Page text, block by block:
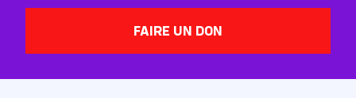
FAIRE UN DON